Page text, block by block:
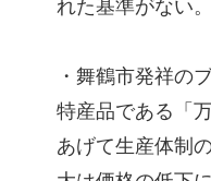
れた基準がない。
・舞鶴市発祥の
特産品である「
あげて生産体制